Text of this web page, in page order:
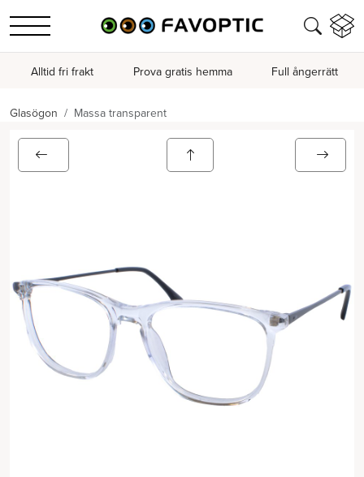
Alltid fri frakt Prova gratis hemma Full ångerrätt
Glasögon Massa transparent